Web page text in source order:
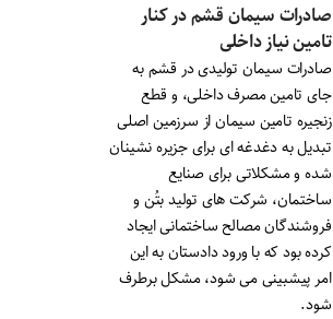
صادرات سیمان قشم در کنار
تامین نیاز داخلی
صادرات سیمان تولیدی در قشم به
جای تامین مصرف داخلی، و قطع
زنجیره تامین سیمان از سرزمین اصلی
تبدیل به دغدغه ای برای جزیره نشینان
شده و مشکلاتی برای صنایع
ساختمان، شرکت های تولید بتُن و
فروشندگان مصالح ساختمانی ایجاد
کرده بود که با ورود دادستان به این
امر پیشبینی می شود، مشکل برطرف
شود.